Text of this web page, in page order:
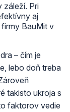
záleží. Pri
aj
BauMit v
– čím je
lebo doň treba
takisto ukroja s
faktorov vedie